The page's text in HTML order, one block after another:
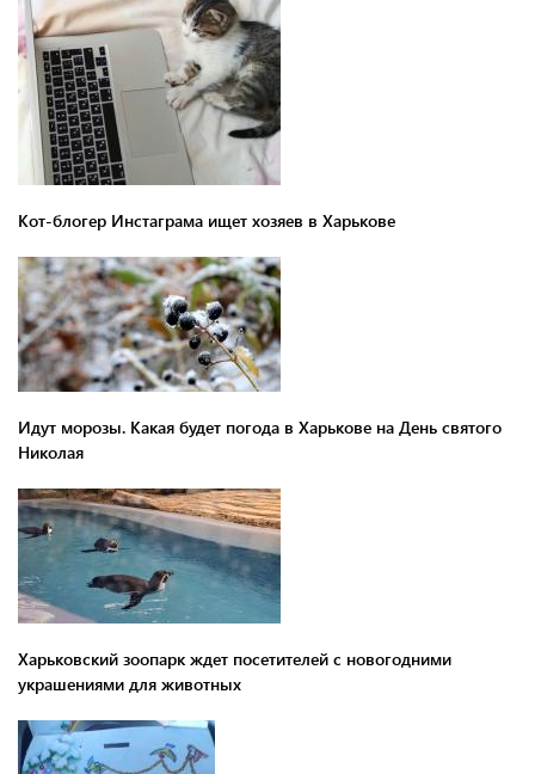
Кот-блогер Инстаграма ищет хозяев в Харькове
Идут морозы. Какая будет погода в Харькове на День святого
Николая
Харьковский зоопарк ждет посетителей с новогодними
украшениями для животных